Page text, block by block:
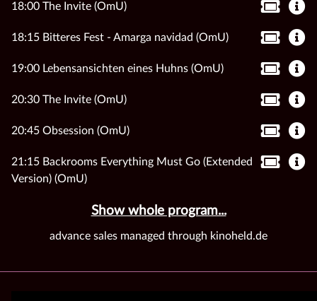
18:00 The Invite (OmU)
18:15 Bitteres Fest - Amarga navidad (OmU)
19:00 Lebensansichten eines Huhns (OmU)
20:30 The Invite (OmU)
20:45 Obsession (OmU)
21:15 Backrooms Everything Must Go (Extended
Version) (OmU)
Show whole program...
advance sales managed through kinoheld.de